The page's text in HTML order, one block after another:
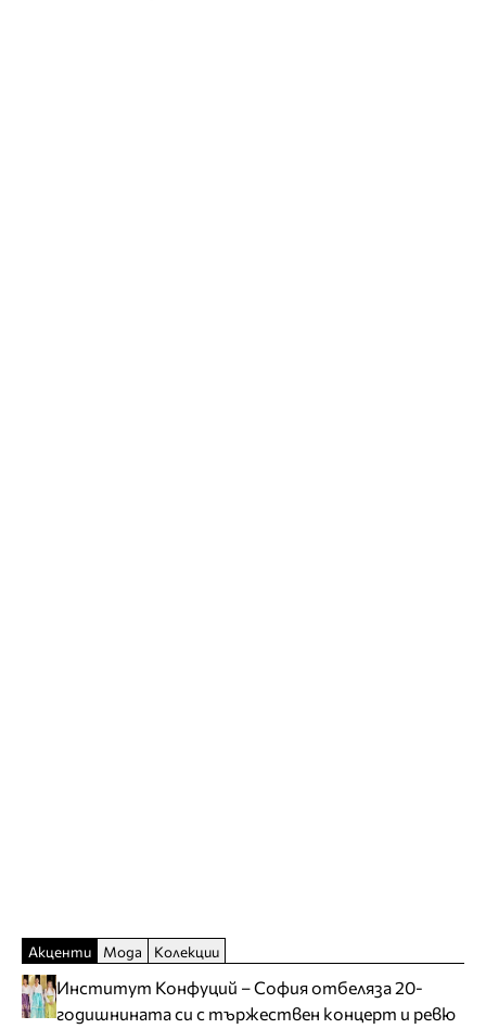
Акценти Мода Колекции
Институт Конфуций – София отбеляза 20-
годишнината си с тържествен концерт и ревю